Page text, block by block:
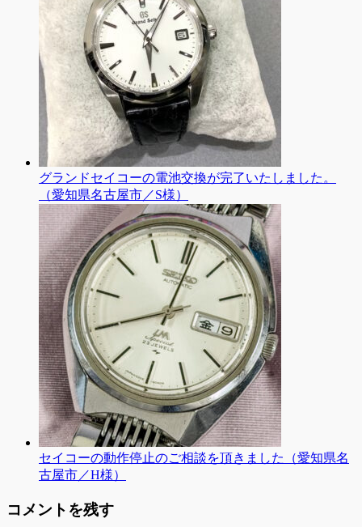
グランドセイコーの電池交換が完了いたしました。
（愛知県名古屋市／S様）
セイコーの動作停止のご相談を頂きました（愛知県名
古屋市／H様）
コメントを残す